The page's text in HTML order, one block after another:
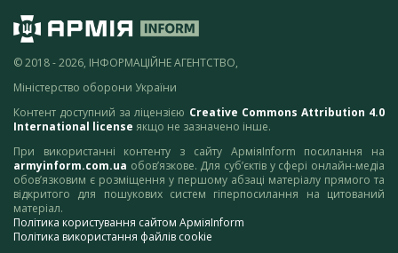
© 2018 - 2026, ІНФОРМАЦІЙНЕ АГЕНТСТВО,
Міністерство оборони України
Контент доступний за ліцензією Creative Commons Attribution 4.0
International license якщо не зазначено інше.
При використанні контенту з сайту АрміяInform посилання на
armyinform.com.ua обов’язкове. Для суб’єктів у сфері онлайн-медіа
обов’язковим є розміщення у першому абзаці матеріалу прямого та
відкритого для пошукових систем гіперпосилання на цитований
матеріал.
Політика користування сайтом АрміяInform
Політика використання файлів cookie